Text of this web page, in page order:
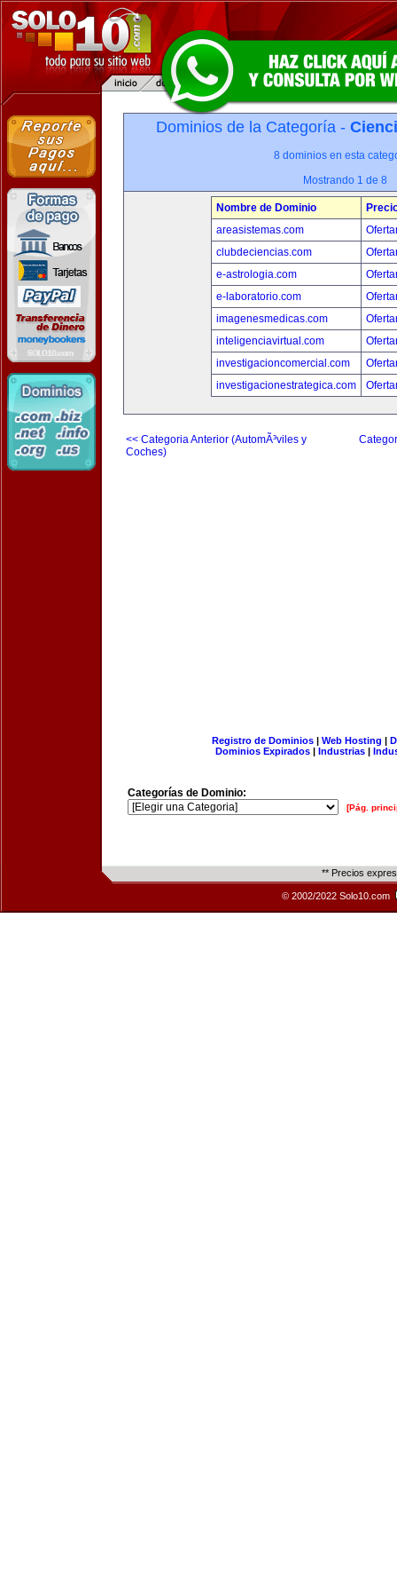
Dominios de la Categoría -
8 dominios en esta
Mostrando 1 de 8
Nombre de Dominio
areasistemas.com
clubdeciencias.com
e-astrologia.com
e-laboratorio.com
imagenesmedicas.com
inteligenciavirtual.com
investigacioncomercial.com
investigacionestrategica.com
<< Categoria Anterior (AutomÃ³viles y
Coches)
Registro de Dominios| Web Hosting |
Dominios Expirados | Industrias |
Categorías de Dominio:
[Pág.
** Precios
© 2002/2022 Solo10.com